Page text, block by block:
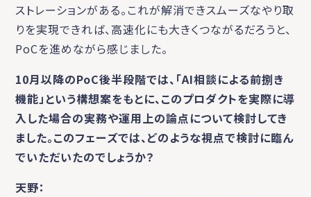
ストレーションがある。これが解消できスムーズなやり取
りを実現できれば、高速化にも大きくつながるだろうと、
PoCを進めながら感じました。
10月以降のPoC後半段階では、「AI相談による前捌き
機能」という構想案をもとに、このプロダクトを実際に導
入した場合の実務や運用上の論点について検討してき
ました。このフェーズでは、どのような視点で検討に臨ん
でいただいたのでしょうか？
天野：